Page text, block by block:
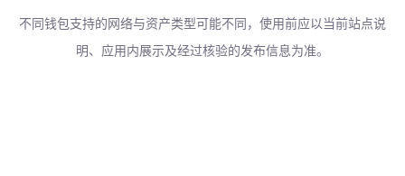
不同钱包支持的网络与资产类型可能不同，使用前应以当前站点说
明、应用内展示及经过核验的发布信息为准。